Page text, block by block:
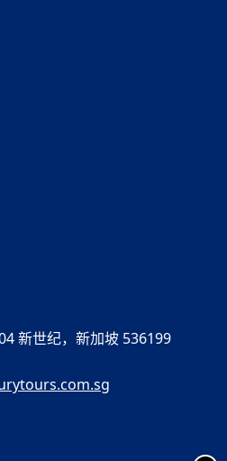
新世纪，新加坡 536199